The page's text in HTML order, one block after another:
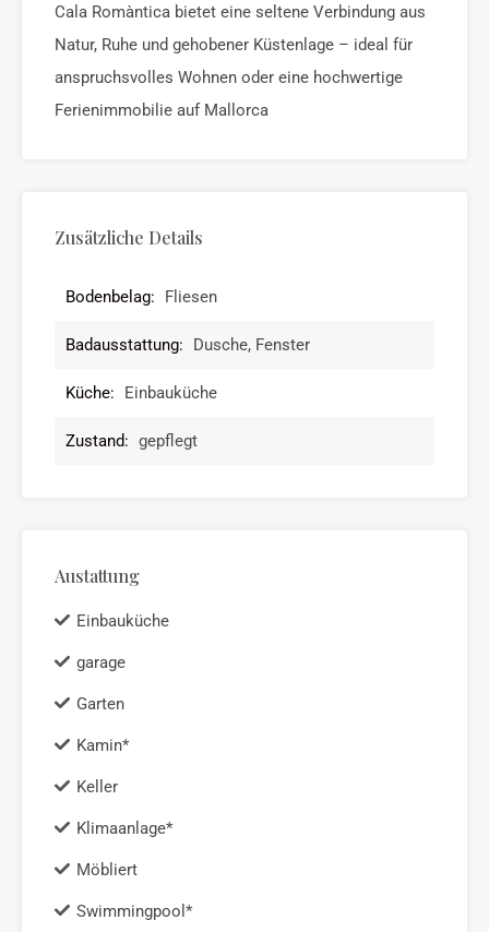
Cala Romàntica bietet eine seltene Verbindung aus
Natur, Ruhe und gehobener Küstenlage – ideal für
anspruchsvolles Wohnen oder eine hochwertige
Ferienimmobilie auf Mallorca
Zusätzliche Details
Bodenbelag: Fliesen
Badausstattung: Dusche, Fenster
Küche: Einbauküche
Zustand: gepflegt
Austattung
Einbauküche
garage
Garten
Kamin*
Keller
Klimaanlage*
Möbliert
Swimmingpool*